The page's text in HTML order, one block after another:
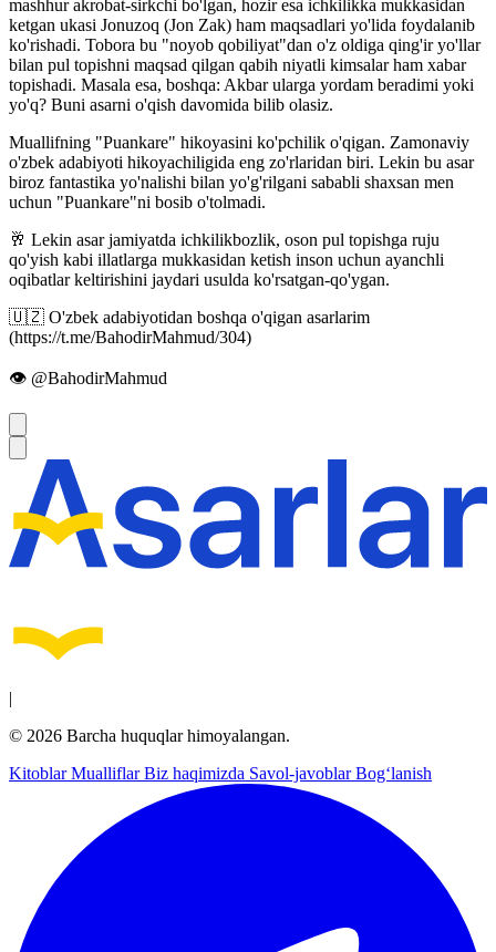
mashhur akrobat-sirkchi bo'lgan, hozir esa ichkilikka mukkasidan
ketgan ukasi Jonuzoq (Jon Zak) ham maqsadlari yo'lida foydalanib
ko'rishadi. Tobora bu "noyob qobiliyat"dan o'z oldiga qing'ir yo'llar
bilan pul topishni maqsad qilgan qabih niyatli kimsalar ham xabar
topishadi. Masala esa, boshqa: Akbar ularga yordam beradimi yoki
yo'q? Buni asarni o'qish davomida bilib olasiz.
Muallifning "Puankare" hikoyasini ko'pchilik o'qigan. Zamonaviy
o'zbek adabiyoti hikoyachiligida eng zo'rlaridan biri. Lekin bu asar
biroz fantastika yo'nalishi bilan yo'g'rilgani sababli shaxsan men
uchun "Puankare"ni bosib o'tolmadi.
🥂 Lekin asar jamiyatda ichkilikbozlik, oson pul topishga ruju
qo'yish kabi illatlarga mukkasidan ketish inson uchun ayanchli
oqibatlar keltirishini jaydari usulda ko'rsatgan-qo'ygan.
🇺🇿 O'zbek adabiyotidan boshqa o'qigan asarlarim
(https://t.me/BahodirMahmud/304)
👁 @BahodirMahmud
|
© 2026 Barcha huquqlar himoyalangan.
KitoblarMualliflarBiz haqimizda Savol-javoblarBog‘lanish